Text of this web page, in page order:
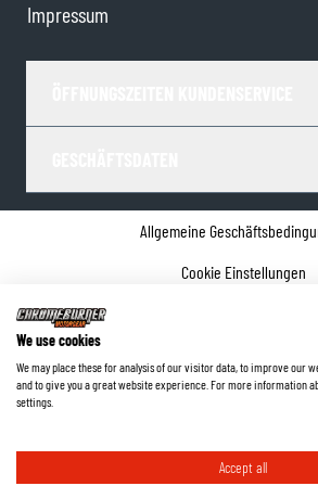
Impressum
Allgemeine
Cookie Einstellungen
©2026ChromeBurner - Alle Rechte
We use cookies
We may place these for analysis of our visitor data, to improve our
and to give you a great website experience. For more information
settings.
Accept all